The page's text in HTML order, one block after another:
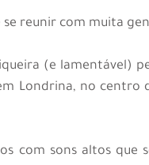
reunir com muita
(e lamentável)
Londrina, no centro
com sons altos que